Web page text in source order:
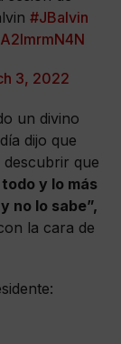
#JBalvin
3, 2022
un divino
dijo que
que
y lo más
no lo sabe”,
la cara de